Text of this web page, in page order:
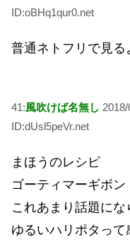
ID:oBHq1qur0.net
普通ネトフリで見る
41:風吹けば名無し
ID:dUsl5peVr.net
まほうのレシピ
ゴーティマーギボン
これあまり話題に
ゆるいハリポタっ